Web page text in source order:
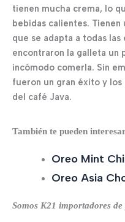
tienen mucha crema, lo
bebidas calientes.
que se adapta a todas
encontraron la galleta un
incómodo comerla. Sin
fueron un gran éxito y
del café Java.
También te pueden
Oreo Mint
Oreo Asia
Somos K21 importadores